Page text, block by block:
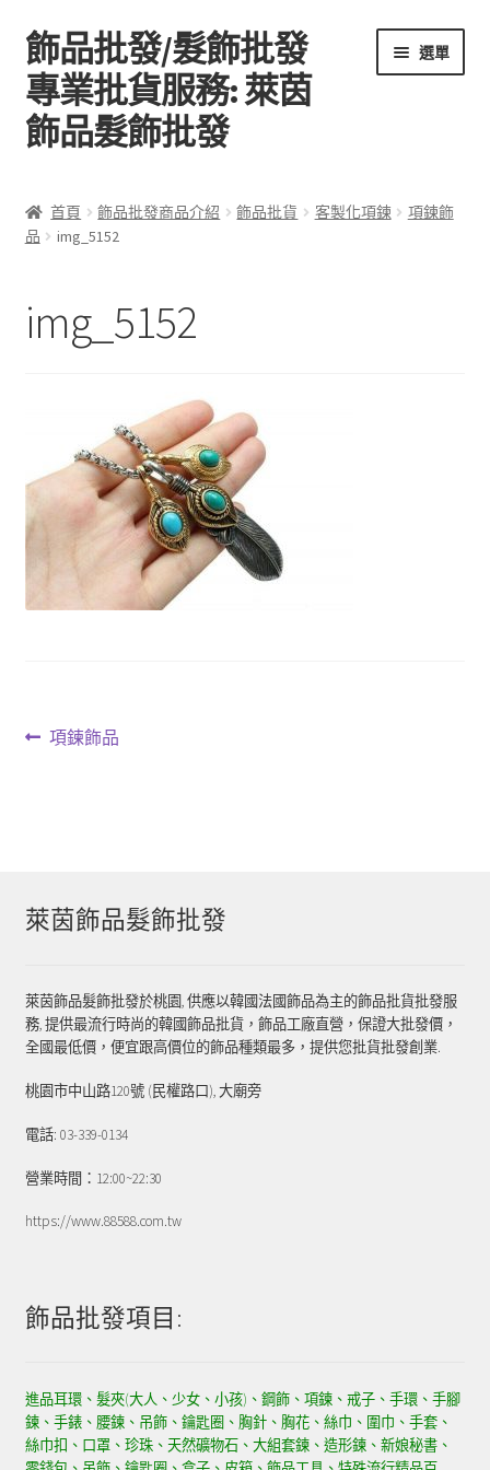
跳
至
導
覽
列
跳
至
主
要
內
飾品批發/髮飾批發
專業批貨服務: 萊茵
飾品髮飾批發
選單
關於萊茵飾品批發
聯絡飾品批發
首頁 飾品批發商品介紹 飾品批貨 客製化項鍊
項鍊飾
品
img_5152
img_5152
文上
項鍊飾品
萊茵飾品髮飾批發
萊茵飾品髮飾批發於桃園, 供應以韓國法國飾品為主的飾品批貨批發服
務, 提供最流行時尚的韓國飾品批貨，飾品工廠直營，保證大批發價，
全國最低價，便宜跟高價位的飾品種類最多，提供您批貨批發創業.
桃園市中山路120號 (民權路口), 大廟旁
電話: 03-339-0134
營業時間：12:00~22:30
https://www.88588.com.tw
飾品批發項目:
進品耳環、髮夾(大人、少女、小孩)、鋼飾、項鍊、戒子、手環、手腳
鍊、手錶、腰鍊、吊飾、鑰匙圈、胸針、胸花、絲巾、圍巾、手套、
絲巾扣、口罩、珍珠、天然礦物石、大組套鍊、造形鍊、新娘秘書、